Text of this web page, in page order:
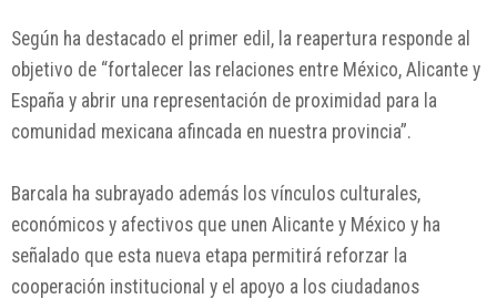
Según ha destacado el primer edil, la reapertura responde al
objetivo de “fortalecer las relaciones entre México, Alicante y
España y abrir una representación de proximidad para la
comunidad mexicana afincada en nuestra provincia”.
Barcala ha subrayado además los vínculos culturales,
económicos y afectivos que unen Alicante y México y ha
señalado que esta nueva etapa permitirá reforzar la
cooperación institucional y el apoyo a los ciudadanos